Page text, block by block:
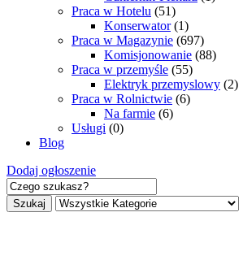
Praca w Hotelu (51)
Konserwator (1)
Praca w Magazynie (697)
Komisjonowanie (88)
Praca w przemyśle (55)
Elektryk przemyslowy (2)
Praca w Rolnictwie (6)
Na farmie (6)
Usługi (0)
Blog
Dodaj ogłoszenie
Szukaj